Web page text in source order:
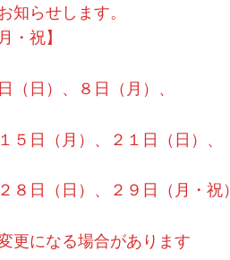
知らせします。
・祝】
（日）、８日（月）、
５日（月）、２１日（日）、
８日（日）、２９日（月・祝）
更になる場合があります